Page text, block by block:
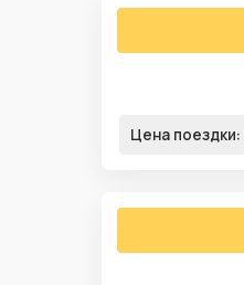
Цена поездки: